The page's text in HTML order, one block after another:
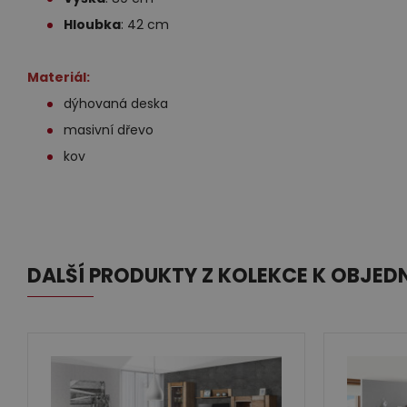
Hloubka: 42 cm
Materiál:
dýhovaná deska
masivní dřevo
kov
DALŠÍ PRODUKTY Z KOLEKCE K